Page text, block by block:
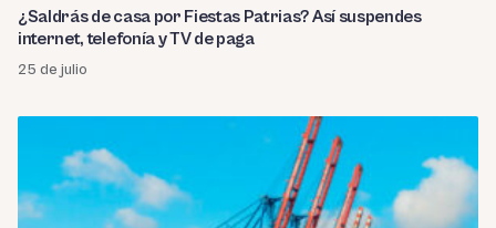
¿Saldrás de casa por Fiestas Patrias? Así suspendes
internet, telefonía y TV de paga
25 de julio